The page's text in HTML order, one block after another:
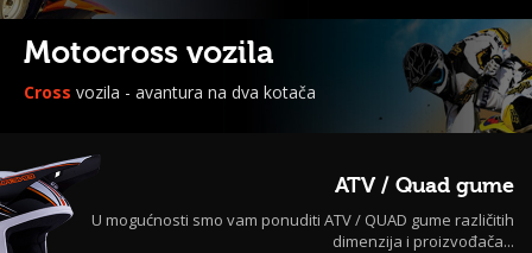
Motocross vozila
Cross vozila - avantura na dva kotača
ATV / Quad gume
U mogućnosti smo vam ponuditi ATV / QUAD gume različitih
dimenzija i proizvođača...